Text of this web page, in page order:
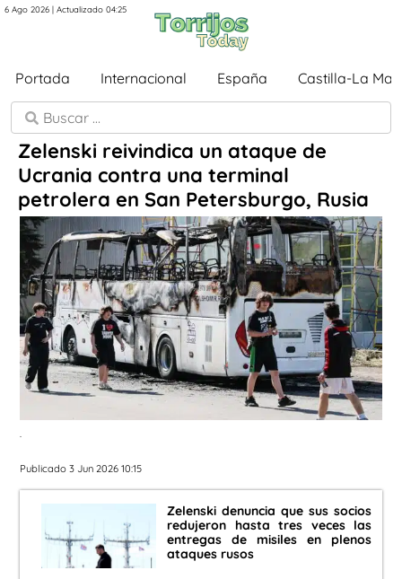
6 Ago 2026 | Actualizado 04:25
Portada Internacional España Castilla-La
Zelenski reivindica un ataque de
Ucrania contra una terminal
petrolera en San Petersburgo, Rusia
.
Publicado 3 Jun 2026 10:15
Zelenski denuncia que sus socios
redujeron hasta tres veces las
entregas de misiles en plenos
ataques rusos